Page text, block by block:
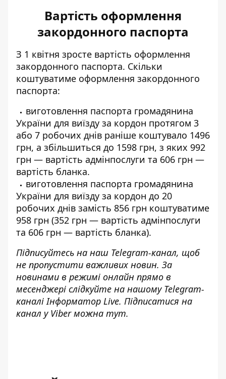
Вартість оформлення
закордонного паспорта
З 1 квітня зросте вартість оформлення
закордонного паспорта. Скільки
коштуватиме оформлення закордонного
паспорта:
виготовлення паспорта громадянина
України для виїзду за кордон протягом 3
або 7 робочих днів раніше коштувало 1496
грн, а збільшиться до 1598 грн, з яких 992
грн — вартість адмінпослуги та 606 грн —
вартість бланка.
виготовлення паспорта громадянина
України для виїзду за кордон до 20
робочих днів замість 856 грн коштуватиме
958 грн (352 грн — вартість адмінпослуги
та 606 грн — вартість бланка).
Підписуйтесь на наш Telegram-канал, щоб
не пропустити важливих новин. За
новинами в режимі онлайн прямо в
месенджері слідкуйте на нашому Telegram-
каналіІнформатор Live. Підписатися на
канал у Viber можна тут.